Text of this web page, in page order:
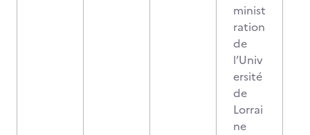
minist
ration
de
l’Univ
ersité
de
Lorrai
ne